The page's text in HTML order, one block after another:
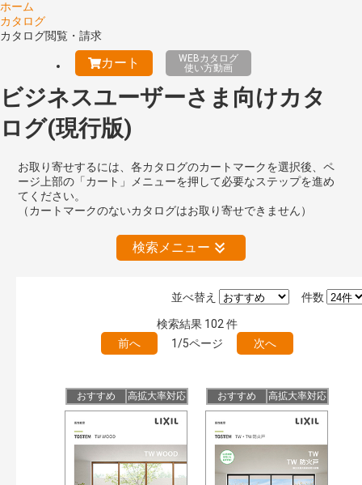
ホーム
カタログ
カタログ閲覧・請求
カート
WEBカタログ
使い方動画
ビジネスユーザーさま向けカタ
ログ(現行版)
お取り寄せするには、各カタログのカートマークを選択後、ペ
ージ上部の「カート」メニューを押して必要なステップを進め
てください。
（カートマークのないカタログはお取り寄せできません）
検索メニュー
絞り込みの解除
旧版（WEBカタログ）
キーワード検索（あいまい）
目次も検索
おすすめハッシュタグ
件数
並べ替え
検索結果 102 件
前へ
1/5ページ 次へ
おすすめ 高拡大率対応 おすすめ 高拡大率対応